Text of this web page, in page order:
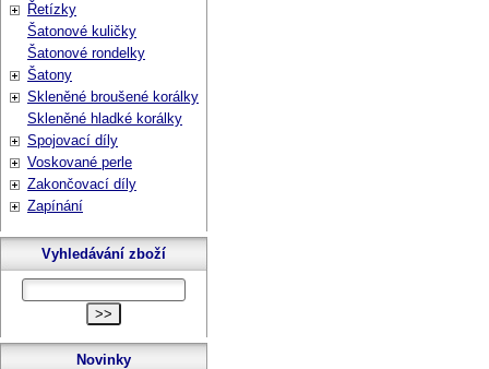
Řetízky
Šatonové kuličky
Šatonové rondelky
Šatony
Skleněné broušené korálky
Skleněné hladké korálky
Spojovací díly
Voskované perle
Zakončovací díly
Zapínání
Vyhledávání zboží
Novinky